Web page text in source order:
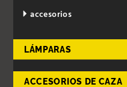
accesorios
LÁMPARAS
ACCESORIOS DE CAZA